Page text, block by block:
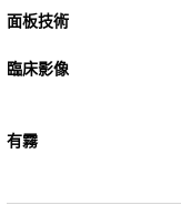
面板技術
臨床影像
有霧